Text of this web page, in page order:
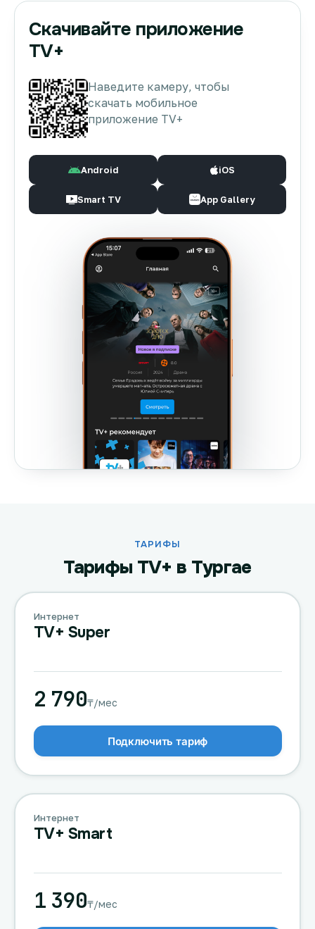
Скачивайте приложение
TV+
Наведите камеру, чтобы
скачать мобильное
приложение TV+
Android iOS
Smart TV App Gallery
ТАРИФЫ
Тарифы TV+ в Тургае
Интернет
TV+ Super
2 790₸/мес
Подключить тариф
Интернет
TV+ Smart
1 390₸/мес